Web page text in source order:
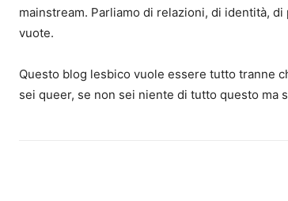
mainstream. Parliamo di relazioni, di identità,
vuote.
Questo blog lesbico vuole essere tutto tranne
sei queer, se non sei niente di tutto questo ma